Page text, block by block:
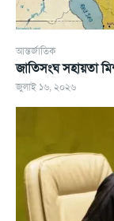
আন্তর্জাতিক
জাতিসংঘ সহায়তা
জুলাই ১৬, ২০২৬